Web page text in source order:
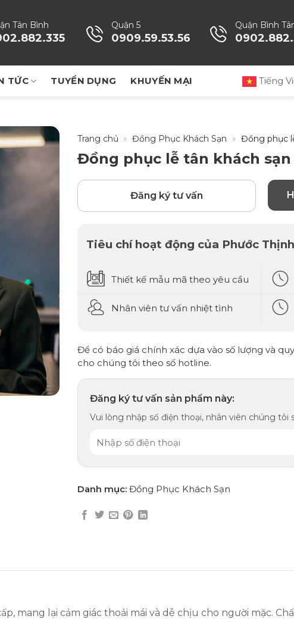
Tân Bình Quận 5
0909.59.53.56
Quận Bình
TỨC TUYỂN DỤNG KHUYẾN MẠI Tiếng
Trang chủ » Đồng Phục Khách Sạn » Đồng phục
Đồng phục lễ tân khách
Đăng ký tư vấn
Tiêu chí hoạt động của Phước
Thiết kế mẫu mã theo yêu cầu
Nhân viên tư vấn nhiệt tình
Để có báo giá chính xác dựa vào số lượng và
cho chúng tôi theo số hotline.
Đăng ký tư vấn sản phẩm này:
Vui lòng nhập số điện thoại, nhân viên chúng tôi
Danh mục: Đồng Phục Khách Sạn
mang lại cảm giác thoải mái và dễ chịu cho người mặc.